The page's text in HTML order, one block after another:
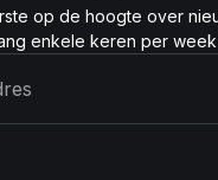
op de hoogte over
enkele keren per